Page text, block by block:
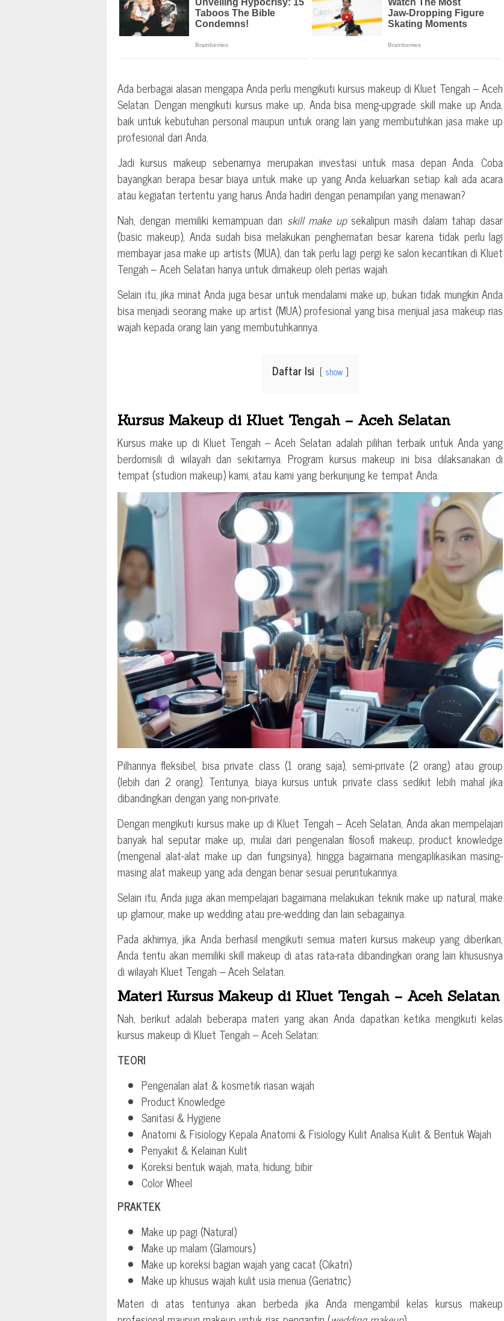
Ada berbagai alasan mengapa Anda perlu mengikuti kursus makeup di Kluet Tengah – Aceh
Selatan. Dengan mengikuti kursus make up, Anda bisa meng-upgrade skill make up Anda,
baik untuk kebutuhan personal maupun untuk orang lain yang membutuhkan jasa make up
profesional dari Anda.
Jadi kursus makeup sebenarnya merupakan investasi untuk masa depan Anda. Coba
bayangkan berapa besar biaya untuk make up yang Anda keluarkan setiap kali ada acara
atau kegiatan tertentu yang harus Anda hadiri dengan penampilan yang menawan?
Nah, dengan memiliki kemampuan dan skill make upsekalipun masih dalam tahap dasar
(basic makeup), Anda sudah bisa melakukan penghematan besar karena tidak perlu lagi
membayar jasa make up artists (MUA), dan tak perlu lagi pergi ke salon kecantikan di Kluet
Tengah – Aceh Selatan hanya untuk dimakeup oleh perias wajah.
Selain itu, jika minat Anda juga besar untuk mendalami make up, bukan tidak mungkin Anda
bisa menjadi seorang make up artist (MUA) profesional yang bisa menjual jasa makeup rias
wajah kepada orang lain yang membutuhkannya.
Daftar Isi show
Kursus Makeup di Kluet Tengah – Aceh Selatan
Kursus make up di Kluet Tengah – Aceh Selatan adalah pilihan terbaik untuk Anda yang
berdomisili di wilayah dan sekitarnya. Program kursus makeup ini bisa dilaksanakan di
tempat (studion makeup) kami, atau kami yang berkunjung ke tempat Anda.
Pilhannya fleksibel, bisa private class (1 orang saja), semi-private (2 orang) atau group
(lebih dari 2 orang). Tentunya, biaya kursus untuk private class sedikit lebih mahal jika
dibandingkan dengan yang non-private.
Dengan mengikuti kursus make up di Kluet Tengah – Aceh Selatan, Anda akan mempelajari
banyak hal seputar make up, mulai dari pengenalan filosofi makeup, product knowledge
(mengenal alat-alat make up dan fungsinya), hingga bagaimana mengaplikasikan masing-
masing alat makeup yang ada dengan benar sesuai peruntukannya.
Selain itu, Anda juga akan mempelajari bagaimana melakukan teknik make up natural, make
up glamour, make up wedding atau pre-wedding dan lain sebagainya.
Pada akhirnya, jika Anda berhasil mengikuti semua materi kursus makeup yang diberikan,
Anda tentu akan memiliki skill makeup di atas rata-rata dibandingkan orang lain khususnya
di wilayah Kluet Tengah – Aceh Selatan.
Materi Kursus Makeup di Kluet Tengah – Aceh Selatan
Nah, berikut adalah beberapa materi yang akan Anda dapatkan ketika mengikuti kelas
kursus makeup di Kluet Tengah – Aceh Selatan:
TEORI
Pengenalan alat & kosmetik riasan wajah
Product Knowledge
Sanitasi & Hygiene
Anatomi & Fisiology Kepala Anatomi & Fisiology Kulit Analisa Kulit & Bentuk Wajah
Penyakit & Kelainan Kulit
Koreksi bentuk wajah, mata, hidung, bibir
Color Wheel
PRAKTEK
Make up pagi (Natural)
Make up malam (Glamours)
Make up koreksi bagian wajah yang cacat (Cikatri)
Make up khusus wajah kulit usia menua (Geriatric)
Materi di atas tentunya akan berbeda jika Anda mengambil kelas kursus makeup